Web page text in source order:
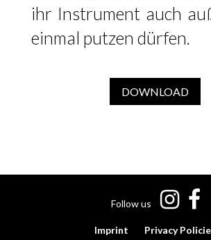
ihr Instrument auch
einmal putzen dürfen.
DOWNLOAD
Follow us
Imprint
Privacy